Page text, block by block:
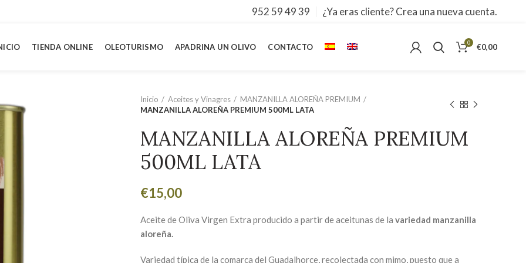
952 59 49 39 ¿Ya eras cliente? Crea una nueva cuenta.
TIENDA ONLINE OLEOTURISMO APADRINA UN OLIVO CONTACTO 0 €0,00
Inicio Aceites y Vinagres
MANZANILLA ALOREÑA PREMIUM
MANZANILLA ALOREÑA PREMIUM 500ML LATA
MANZANILLA ALOREÑA PREMIUM
500ML LATA
€15,00
Aceite de Oliva Virgen Extra producido a partir de aceitunas de la variedad manzanilla
aloreña.
Variedad típica de la comarca del Guadalhorce, recolectada con mimo, puesto que a